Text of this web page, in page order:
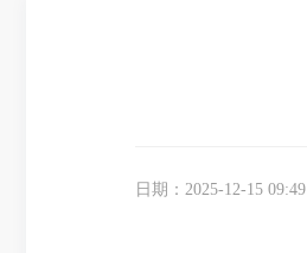
日期：2025-12-15 09:49